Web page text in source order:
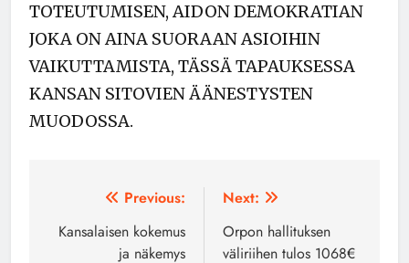
TOTEUTUMISEN, AIDON DEMOKRATIAN
JOKA ON AINA SUORAAN ASIOIHIN
VAIKUTTAMISTA, TÄSSÄ TAPAUKSESSA
KANSAN SITOVIEN ÄÄNESTYSTEN
MUODOSSA.
Artikkelien
selaus
Previous:
Kansalaisen kokemus
ja näkemys
Next:
Orpon hallituksen
väliriihen tulos 1068€